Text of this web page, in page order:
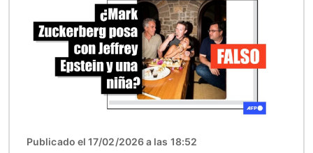
Publicado el 17/02/2026 a las 18:52